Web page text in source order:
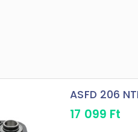
ASFD 206
17 099 Ft